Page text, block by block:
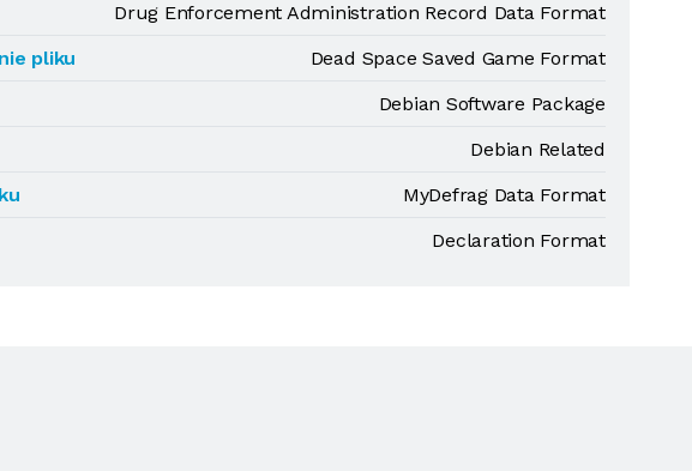
Drug Enforcement Administration Record Data Format
pliku
Dead Space Saved Game Format
Debian Software Package
Debian Related
MyDefrag Data Format
Declaration Format